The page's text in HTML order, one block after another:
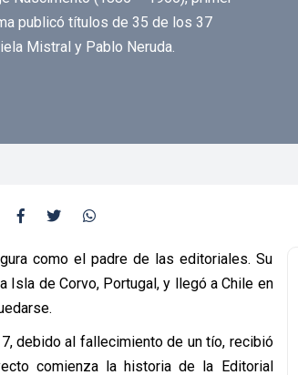
publicó títulos de 35 de los 37
Mistral y Pablo Neruda.
como el padre de las editoriales. Su
Isla de Corvo, Portugal, y llegó a Chile en
debido al fallecimiento de un tío, recibió
comienza la historia de la Editorial